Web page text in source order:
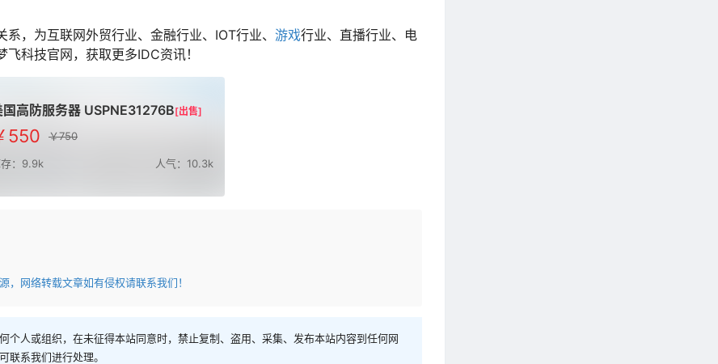
，为互联网外贸行业、金融行业、IOT行业、 游戏行业、直播行业、电
科技官网，获取更多IDC资讯！
国高防服务器 USPNE31276B[出售]
550 ￥750
：9.9k 人气：10.3k
网络转载文章如有侵权请联系我们！
个人或组织，在未征得本站同意时，禁止复制、盗用、采集、发布本站内容到任何网
联系我们进行处理。